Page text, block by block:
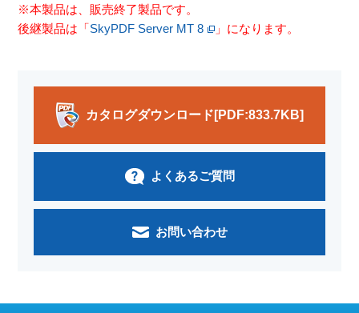
※本製品は、販売終了製品です。
後継製品は「SkyPDF Server MT 8 」になります。
カタログダウンロード[PDF:833.7KB]
よくあるご質問
お問い合わせ